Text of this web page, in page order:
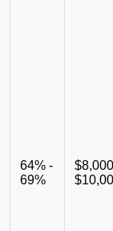
64% -
69%